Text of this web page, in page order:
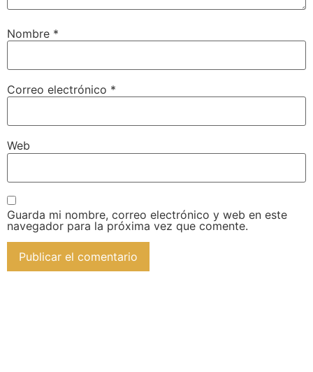
Nombre *
Correo electrónico *
Web
Guarda mi nombre, correo electrónico y web en este
navegador para la próxima vez que comente.